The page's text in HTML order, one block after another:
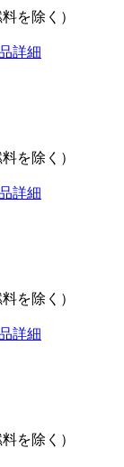
を除く）
詳細
を除く）
詳細
を除く）
詳細
を除く）